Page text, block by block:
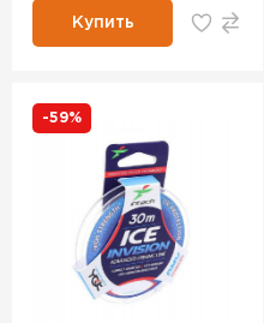
Купить
-59%